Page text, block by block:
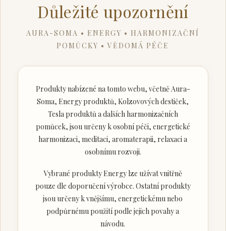
Důležité upozornění
AURA-SOMA • ENERGY • HARMONIZAČNÍ
POMŮCKY • VĚDOMÁ PÉČE
Produkty nabízené na tomto webu, včetně Aura-
Soma, Energy produktů, Kolzovových destiček,
Tesla produktů a dalších harmonizačních
pomůcek, jsou určeny k osobní péči, energetické
harmonizaci, meditaci, aromaterapii, relaxaci a
osobnímu rozvoji.
Vybrané produkty Energy lze užívat vnitřně
pouze dle doporučení výrobce. Ostatní produkty
jsou určeny k vnějšímu, energetickému nebo
podpůrnému použití podle jejich povahy a
návodu.